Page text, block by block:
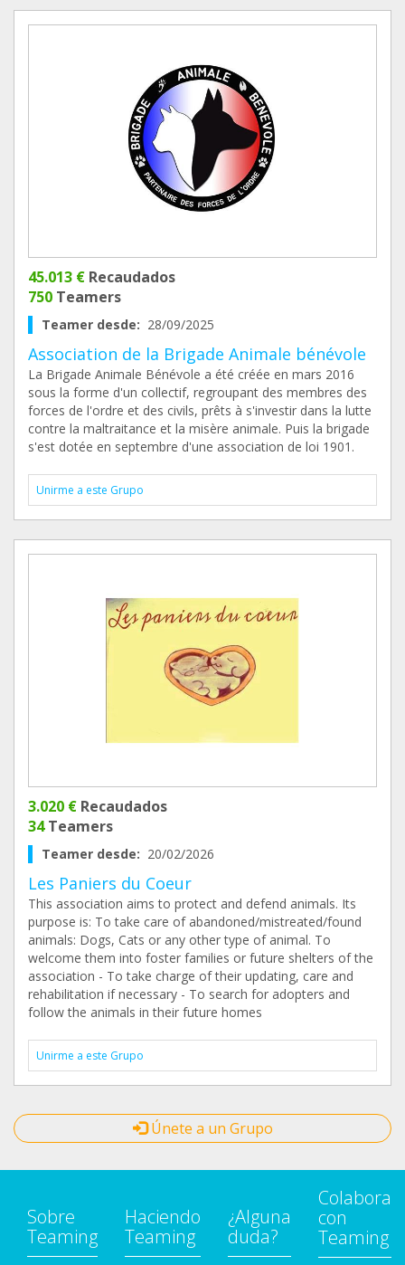
45.013 € Recaudados
750 Teamers
Teamer desde: 28/09/2025
Association de la Brigade Animale bénévole
La Brigade Animale Bénévole a été créée en mars 2016
sous la forme d'un collectif, regroupant des membres des
forces de l'ordre et des civils, prêts à s'investir dans la lutte
contre la maltraitance et la misère animale. Puis la brigade
s'est dotée en septembre d'une association de loi 1901.
Unirme a este Grupo
3.020 € Recaudados
34Teamers
Teamer desde: 20/02/2026
Les Paniers du Coeur
This association aims to protect and defend animals. Its
purpose is: To take care of abandoned/mistreated/found
animals: Dogs, Cats or any other type of animal. To
welcome them into foster families or future shelters of the
association - To take charge of their updating, care and
rehabilitation if necessary - To search for adopters and
follow the animals in their future homes
Unirme a este Grupo
Únete a un Grupo
Sobre
Teaming
Haciendo
Teaming
¿Alguna
duda?
Colabora
con
Teaming